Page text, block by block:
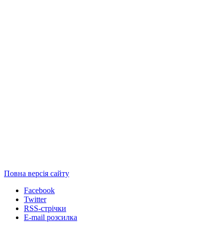
Повна версія сайту
Facebook
Twitter
RSS-стрічки
E-mail розсилка